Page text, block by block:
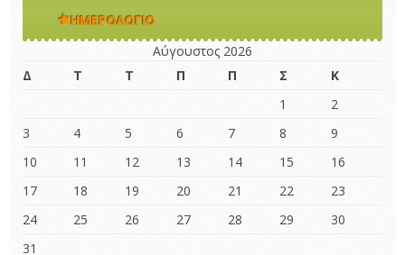
ΗΜΕΡΟΛΌΓΙΟ
Αύγουστος 2026
Δ
Τ Τ Π Π Σ
Κ
1
2
3
4 5 6 7 8
9
10
11 12 13 14 15
16
17
18 19 20 21 22
23
24
25 26 27 28 29
30
31